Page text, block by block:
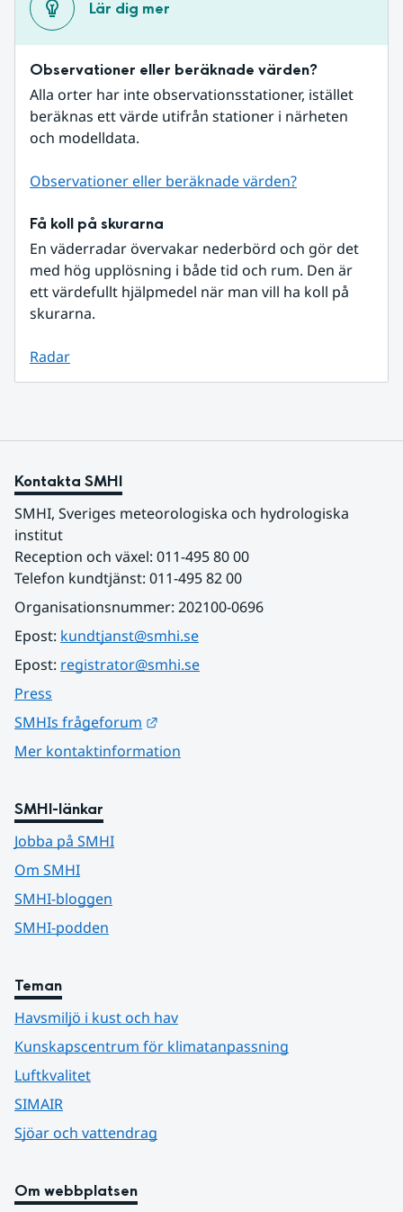
Lär dig mer
Observationer eller beräknade värden?
Alla orter har inte observationsstationer, istället
beräknas ett värde utifrån stationer i närheten
och modelldata.
Observationer eller beräknade värden?
Få koll på skurarna
En väderradar övervakar nederbörd och gör det
med hög upplösning i både tid och rum. Den är
ett värdefullt hjälpmedel när man vill ha koll på
skurarna.
Radar
Kontakta SMHI
SMHI, Sveriges meteorologiska och hydrologiska
institut
Reception och växel: 011-495 80 00
Telefon kundtjänst: 011-495 82 00
Organisationsnummer: 202100-0696
Epost: kundtjanst@smhi.se
Epost: registrator@smhi.se
Press
SMHIs frågeforum
Mer kontaktinformation
SMHI-länkar
Jobba på SMHI
Om SMHI
SMHI-bloggen
SMHI-podden
Teman
Havsmiljö i kust och hav
Kunskapscentrum för klimatanpassning
Luftkvalitet
SIMAIR
Sjöar och vattendrag
Om webbplatsen